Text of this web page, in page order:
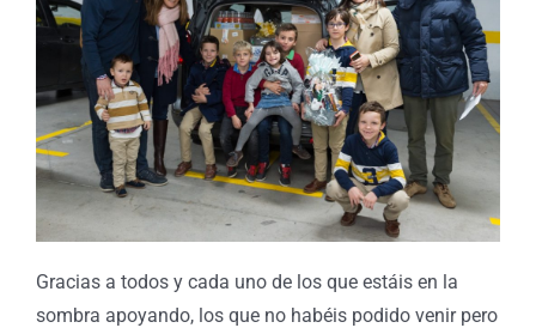
Gracias a todos y cada uno de los que estáis en la
sombra apoyando, los que no habéis podido venir pero